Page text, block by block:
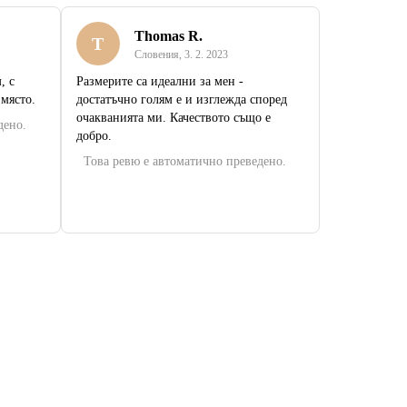
с
T Thomas R.
Словения, 3. 2. 2023
Размерите са идеални за мен -
достатъчно голям е и изглежда според
очакванията ми. Качеството също е
добро.
Това ревю е автоматично преведено.